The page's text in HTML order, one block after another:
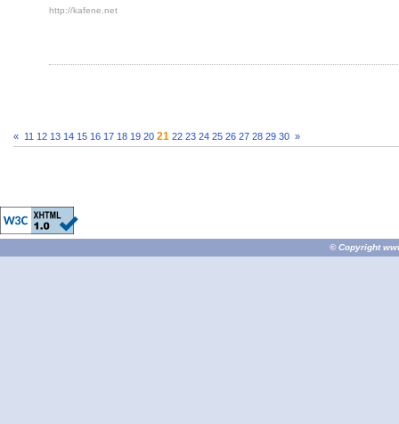
http://kafene.net
« 11 12 13 14 15 16 17 18 19 20 21 22 23 24 25 26 27 28 29 30 »
© Copyright